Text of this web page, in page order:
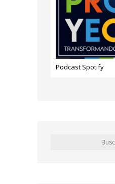
Podcast Spotify